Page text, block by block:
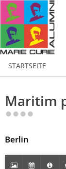
STARTSEITE
Maritim
Berlin